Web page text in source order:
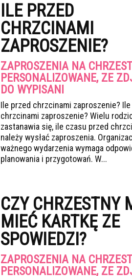
ILE PRZED
CHRZCINAMI
ZAPROSZENIE?
ZAPROSZENIA NA
PERSONALIZOWANE, ZE
DO WYPISANI
Ile przed chrzcinami zaproszenie? Ile
chrzcinami zaproszenie? Wielu
zastanawia się, ile czasu przed
należy wysłać zaproszenia.
ważnego wydarzenia wymaga
planowania i przygotowań. W...
CZY CHRZESTNY
MIEĆ KARTKĘ ZE
SPOWIEDZI?
ZAPROSZENIA NA
PERSONALIZOWANE, ZE